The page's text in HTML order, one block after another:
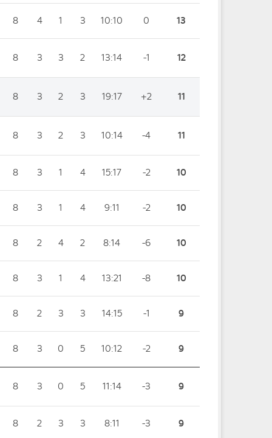
8 4 1 3 10:10 0 13
8 3 3 2 13:14 -1 12
8 3 2 3 19:17 +2 11
8 3 2 3 10:14 -4 11
8 3 1 4 15:17 -2 10
8 3 1 4 9:11 -2 10
8 2 4 2 8:14 -6 10
8 3 1 4 13:21 -8 10
8 2 3 3 14:15 -1 9
8 3 0 5 10:12 -2 9
8 3 0 5 11:14 -3 9
8 2 3 3 8:11 -3 9